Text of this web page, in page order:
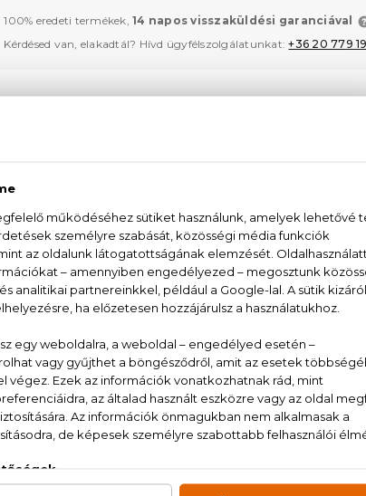
100% eredeti termékek,14 napos visszaküldési garanciával
Kérdésed van, elakadtál? Hívd ügyfélszolgálatunkat:+36 20 779
Tápláló hajszérum 100 ml
fényesítő és revitalizáló hatással.
megvédeni a hajszálat külső
cseppet a száraz hajra, egyenletesen elosztva.
vigyen fel néhány csepp terméket a
hidratáló hatás elérése érdekében tegyen
után a hajszerkezetre és hagyja hatni